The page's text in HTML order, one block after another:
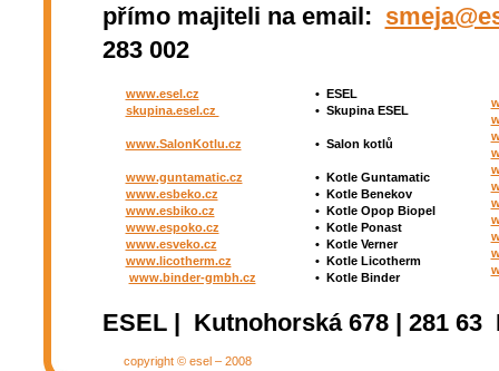
přímo majiteli na email:
283 002
www.esel.cz
skupina.esel.cz
www.SalonKotlu.cz
www.guntamatic.cz
www.esbeko.cz
www.esbiko.cz
www.espoko.cz
www.esveko.cz
www.licotherm.cz
www.binder-gmbh.cz
• ESEL
• Skupina ESEL
• Salon kotlů
• Kotle Guntamatic
• Kotle Benekov
• Kotle Opop Biopel
• Kotle Ponast
• Kotle Verner
• Kotle Licotherm
• Kotle Binder
ESEL | Kutnohorská 678 | 281
copyright © esel – 2008